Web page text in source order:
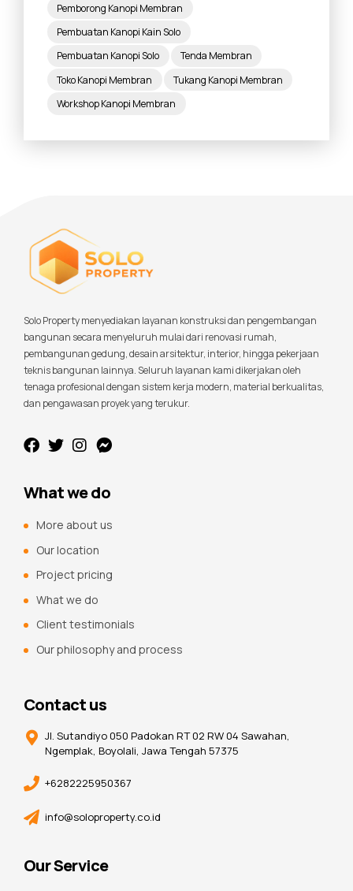
Pemborong Kanopi Membran
Pembuatan Kanopi Kain Solo
Pembuatan Kanopi Solo
Tenda Membran
Toko Kanopi Membran
Tukang Kanopi Membran
Workshop Kanopi Membran
Solo Property menyediakan layanan konstruksi dan pengembangan
bangunan secara menyeluruh mulai dari renovasi rumah,
pembangunan gedung, desain arsitektur, interior, hingga pekerjaan
teknis bangunan lainnya. Seluruh layanan kami dikerjakan oleh
tenaga profesional dengan sistem kerja modern, material berkualitas,
dan pengawasan proyek yang terukur.
What we do
More about us
Our location
Project pricing
What we do
Client testimonials
Our philosophy and process
Contact us
Jl. Sutandiyo 050 Padokan RT 02 RW 04 Sawahan,
Ngemplak, Boyolali, Jawa Tengah 57375
+6282225950367
info@soloproperty.co.id
Our Service